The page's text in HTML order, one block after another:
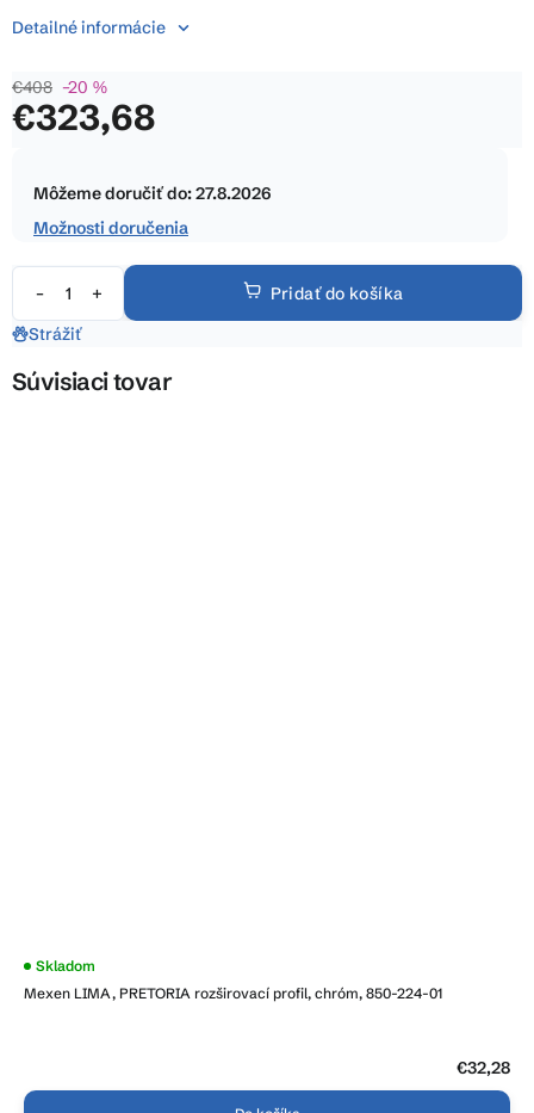
0,0
5
hviezdičiek.
€408 –20 %
€323,68
cena:
Môžeme doručiť do:27.8.2026
Možnosti doručenia
Pridať do košíka
Detailné informácie
Strážiť
Súvisiaci tovar
Mexen LIMA, PRETORIA rozširovací profil, chróm, 850-224-01
Skladom
€32,28